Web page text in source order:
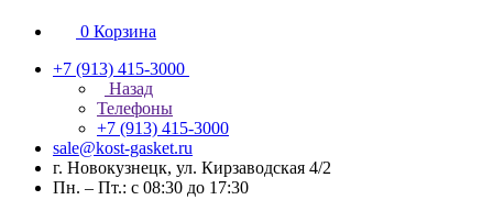
0 Корзина
+7 (913) 415-3000
Назад
Телефоны
+7 (913) 415-3000
sale@kost-gasket.ru
г. Новокузнецк, ул. Кирзаводская 4/2
Пн. – Пт.: с 08:30 до 17:30